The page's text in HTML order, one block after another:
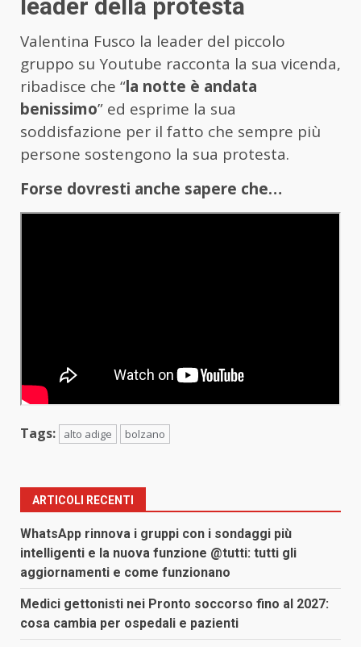
leader della protesta
Valentina Fusco la leader del piccolo
gruppo su Youtube racconta la sua vicenda,
ribadisce che “la notte è andata
benissimo” ed esprime la sua
soddisfazione per il fatto che sempre più
persone sostengono la sua protesta.
Forse dovresti anche sapere che…
Tags: alto adige bolzano
ARTICOLI RECENTI
WhatsApp rinnova i gruppi con i sondaggi più
intelligenti e la nuova funzione @tutti: tutti gli
aggiornamenti e come funzionano
Medici gettonisti nei Pronto soccorso fino al 2027:
cosa cambia per ospedali e pazienti